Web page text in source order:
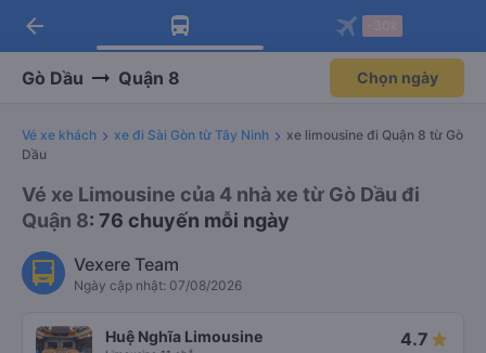
Tải app Vexere ngay!
Nhận ưu đãi thành viên độc
Mở app
Tải app Vexere
-30k/ghế khi đặt vé máy bay qua
Mở app
arrow_back
Gò Dầu Quận 8 Chọn ngày
Vé xe khách xe đi Sài Gòn từ Tây Ninh
xe limousine đi Quận 8 từ Gò
Dầu
Vé xe Limousine của 4 nhà xe từ Gò Dầu đi
Quận 8: 76 chuyến mỗi ngày
Vexere Team
Ngày cập nhật: 07/08/2026
Huệ Nghĩa Limousine 4.7